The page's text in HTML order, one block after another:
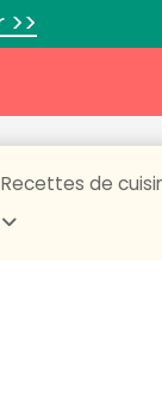
Recettes de